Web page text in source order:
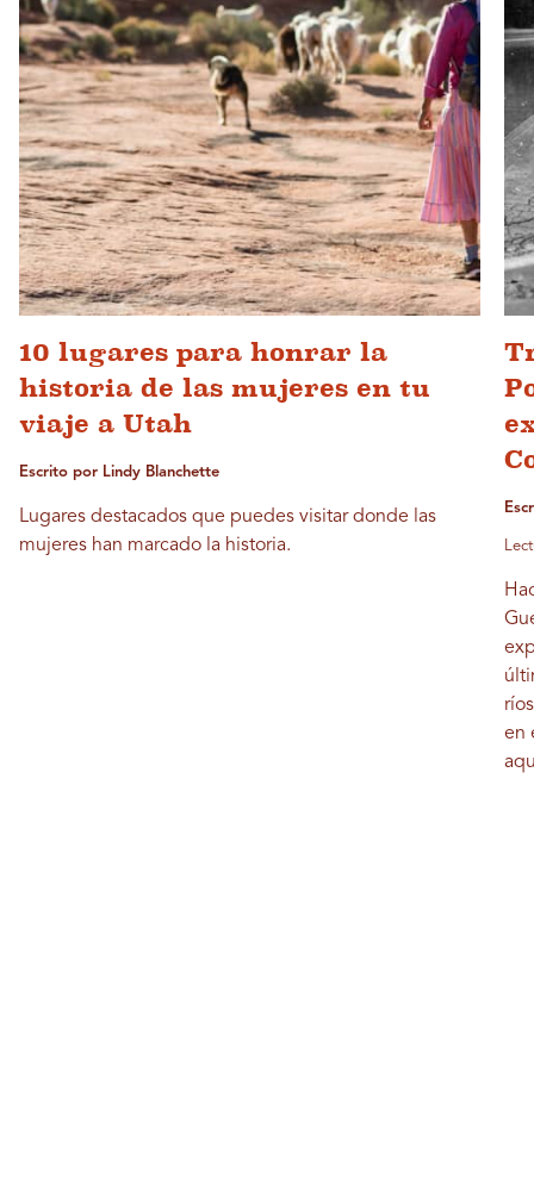
10 lugares para honrar la
historia de las mujeres en tu
viaje a Utah
Escrito por Lindy Blanchette
Lugares destacados que puedes visitar donde las
mujeres han marcado la historia.
en